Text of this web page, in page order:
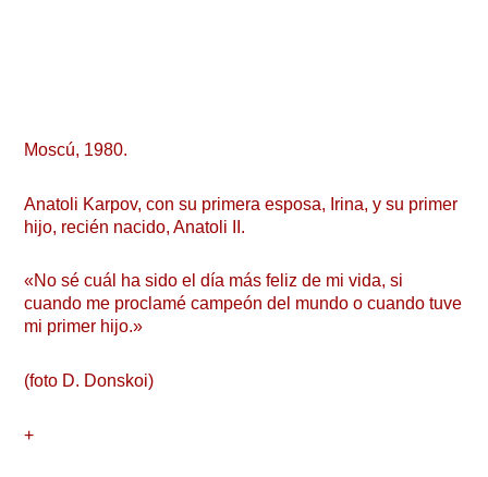
Moscú, 1980.
Anatoli Karpov, con su primera esposa, Irina, y su primer
hijo, recién nacido, Anatoli II.
«No sé cuál ha sido el día más feliz de mi vida, si
cuando me proclamé campeón del mundo o cuando tuve
mi primer hijo.»
(foto D. Donskoi)
+